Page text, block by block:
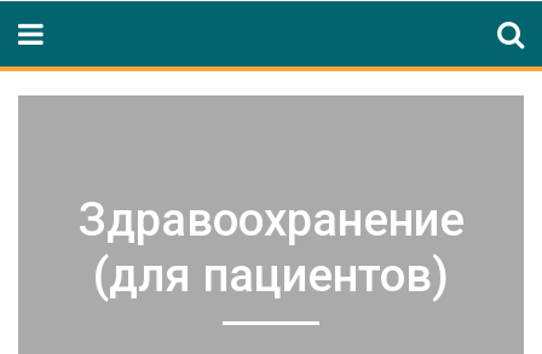
Здравоохранение
(для пациентов)